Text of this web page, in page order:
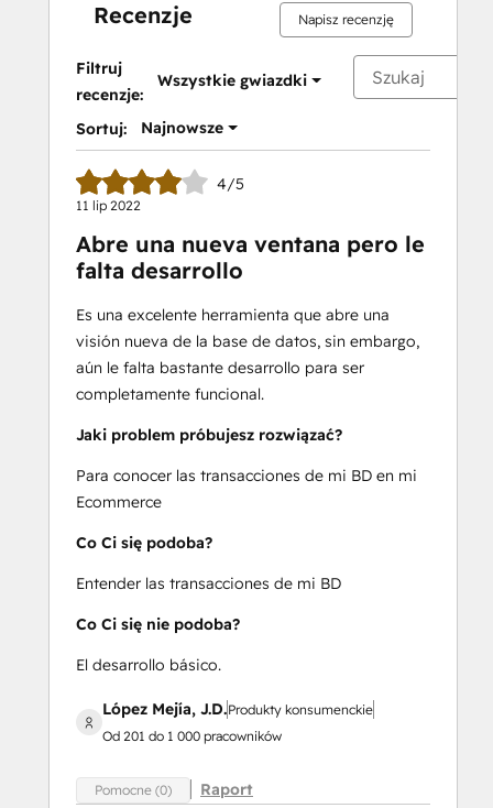
Recenzje Napisz recenzję
Filtruj
recenzje:
Wszystkie gwiazdki
Sortuj: Najnowsze
4/5
11 lip 2022
Abre una nueva ventana pero le
falta desarrollo
Es una excelente herramienta que abre una
visión nueva de la base de datos, sin embargo,
aún le falta bastante desarrollo para ser
completamente funcional.
Jaki problem próbujesz rozwiązać?
Para conocer las transacciones de mi BD en mi
Ecommerce
Co Ci się podoba?
Entender las transacciones de mi BD
Co Ci się nie podoba?
El desarrollo básico.
López Mejía, J.D.Produkty konsumenckie
Od 201 do 1 000 pracowników
Pomocne (0) Raport